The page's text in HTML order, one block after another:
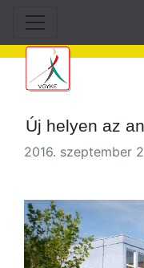
Új helyen az
2016. szeptember